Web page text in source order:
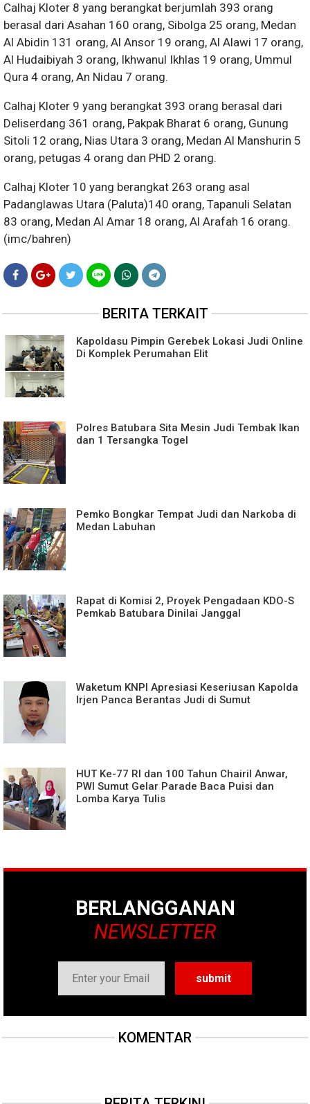
Calhaj Kloter 8 yang berangkat berjumlah 393 orang
berasal dari Asahan 160 orang, Sibolga 25 orang, Medan
Al Abidin 131 orang, Al Ansor 19 orang, Al Alawi 17 orang,
Al Hudaibiyah 3 orang, Ikhwanul Ikhlas 19 orang, Ummul
Qura 4 orang, An Nidau 7 orang.
Calhaj Kloter 9 yang berangkat 393 orang berasal dari
Deliserdang 361 orang, Pakpak Bharat 6 orang, Gunung
Sitoli 12 orang, Nias Utara 3 orang, Medan Al Manshurin 5
orang, petugas 4 orang dan PHD 2 orang.
Calhaj Kloter 10 yang berangkat 263 orang asal
Padanglawas Utara (Paluta)140 orang, Tapanuli Selatan
83 orang, Medan Al Amar 18 orang, Al Arafah 16 orang.
(imc/bahren)
BERITA TERKAIT
Kapoldasu Pimpin Gerebek Lokasi Judi Online
Di Komplek Perumahan Elit
Polres Batubara Sita Mesin Judi Tembak Ikan
dan 1 Tersangka Togel
Pemko Bongkar Tempat Judi dan Narkoba di
Medan Labuhan
Rapat di Komisi 2, Proyek Pengadaan KDO-S
Pemkab Batubara Dinilai Janggal
Waketum KNPI Apresiasi Keseriusan Kapolda
Irjen Panca Berantas Judi di Sumut
HUT Ke-77 RI dan 100 Tahun Chairil Anwar,
PWI Sumut Gelar Parade Baca Puisi dan
Lomba Karya Tulis
BERLANGGANAN
NEWSLETTER
KOMENTAR